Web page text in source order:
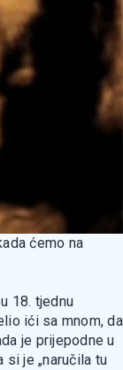
ćemo na
18. tjednu
ići sa mnom, da
je prijepodne u
si je „naručila tu